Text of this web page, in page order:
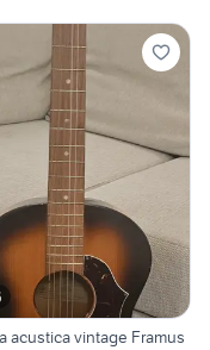
acustica vintage Framus